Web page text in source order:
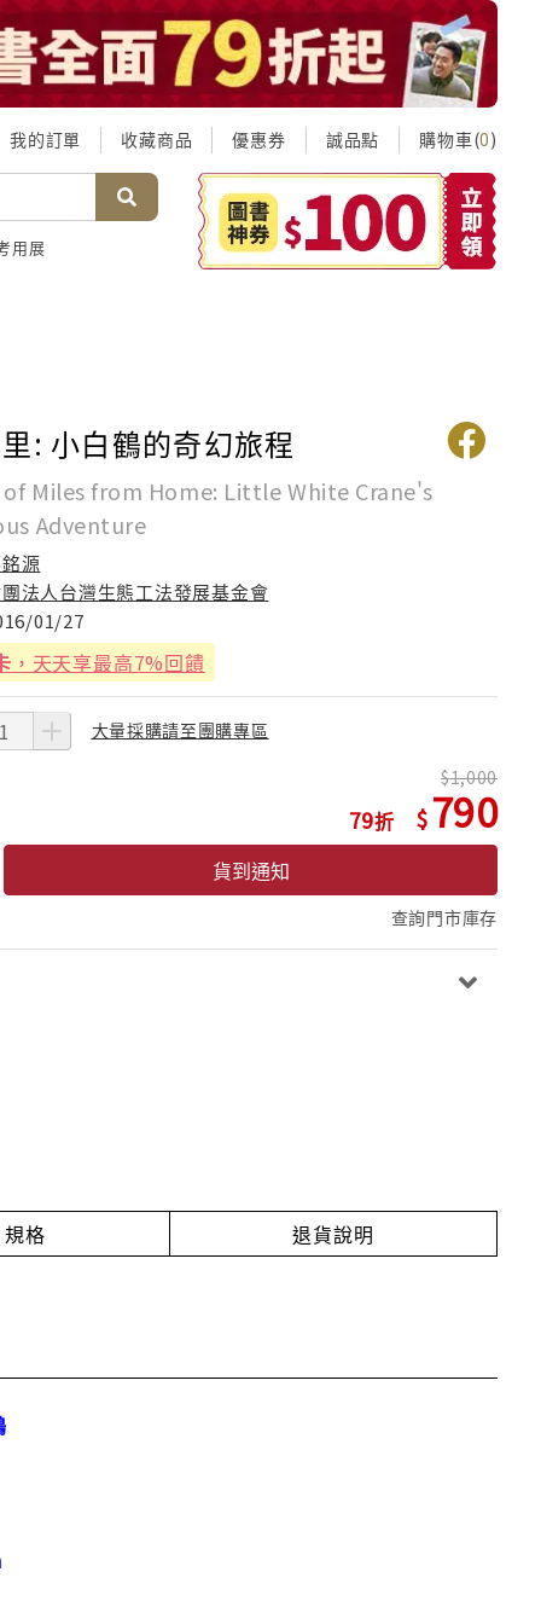
我的訂單 收藏商品 優惠券 誠品點 購物車(0)
用展
: 小白鶴的奇幻旅程
Miles from Home: Little White Crane's
Adventure
源
法人台灣生態工法發展基金會
01/27
，天天享最高7%回饋
大量採購請至團購專區
79
1,000
790
貨到通知
查詢門市庫存
規格 退貨說明